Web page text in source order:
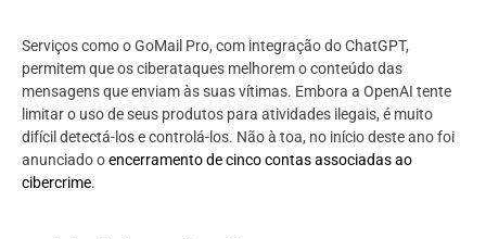
Serviços como o GoMail Pro, com integração do ChatGPT,
permitem que os ciberataques melhorem o conteúdo das
mensagens que enviam às suas vítimas. Embora a OpenAI tente
limitar o uso de seus produtos para atividades ilegais, é muito
difícil detectá-los e controlá-los. Não à toa, no início deste ano foi
anunciado oencerramento de cinco contas associadas ao
cibercrime.